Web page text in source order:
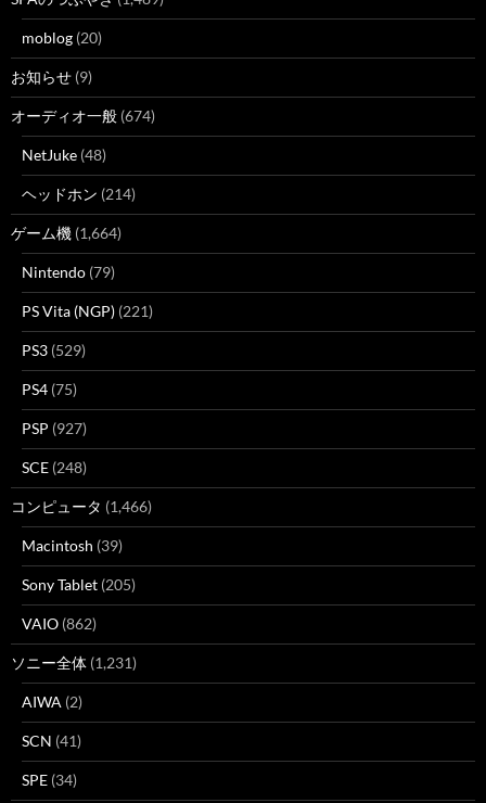
moblog (20)
お知らせ (9)
オーディオ一般 (674)
NetJuke (48)
ヘッドホン (214)
ゲーム機 (1,664)
Nintendo (79)
PS Vita (NGP) (221)
PS3 (529)
PS4 (75)
PSP (927)
SCE (248)
コンピュータ (1,466)
Macintosh (39)
Sony Tablet (205)
VAIO (862)
ソニー全体 (1,231)
AIWA (2)
SCN (41)
SPE (34)